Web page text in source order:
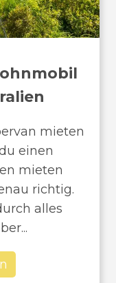
mieten
einen
mieten
richtig.
alles